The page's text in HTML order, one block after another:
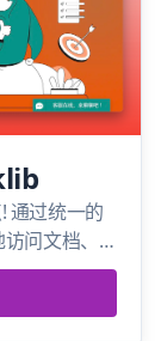
通过统一的
问文档、
还是分享
织公司知